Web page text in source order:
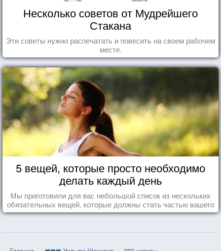
Несколько советов от Мудрейшего
Стакана
Эти советы нужно распечатать и повесить на своем рабочем
месте.
5 вещей, которые просто необходимо
делать каждый день
Мы приготовили для вас небольшой список из нескольких
обязательных вещей, которые должны стать частью вашего
дня.